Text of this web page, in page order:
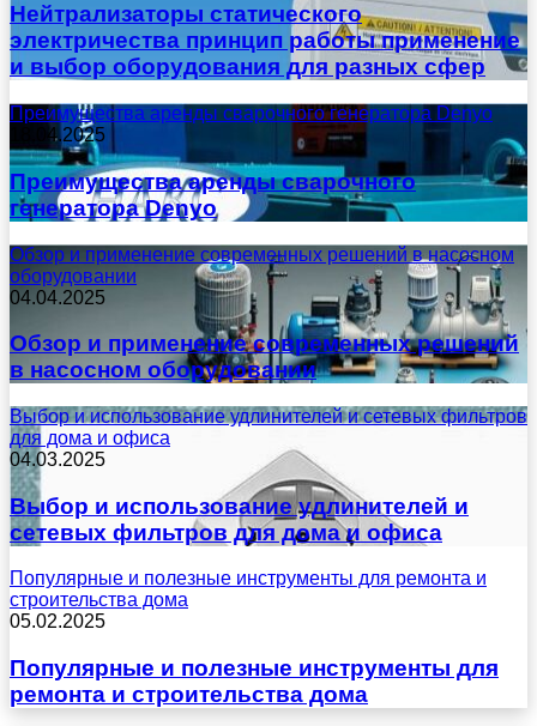
Нейтрализаторы статического
электричества принцип работы применение
и выбор оборудования для разных сфер
Преимущества аренды сварочного генератора Denyo
18.04.2025
Преимущества аренды сварочного
генератора Denyo
Обзор и применение современных решений в насосном
оборудовании
04.04.2025
Обзор и применение современных решений
в насосном оборудовании
Выбор и использование удлинителей и сетевых фильтров
для дома и офиса
04.03.2025
Выбор и использование удлинителей и
сетевых фильтров для дома и офиса
Популярные и полезные инструменты для ремонта и
строительства дома
05.02.2025
Популярные и полезные инструменты для
ремонта и строительства дома